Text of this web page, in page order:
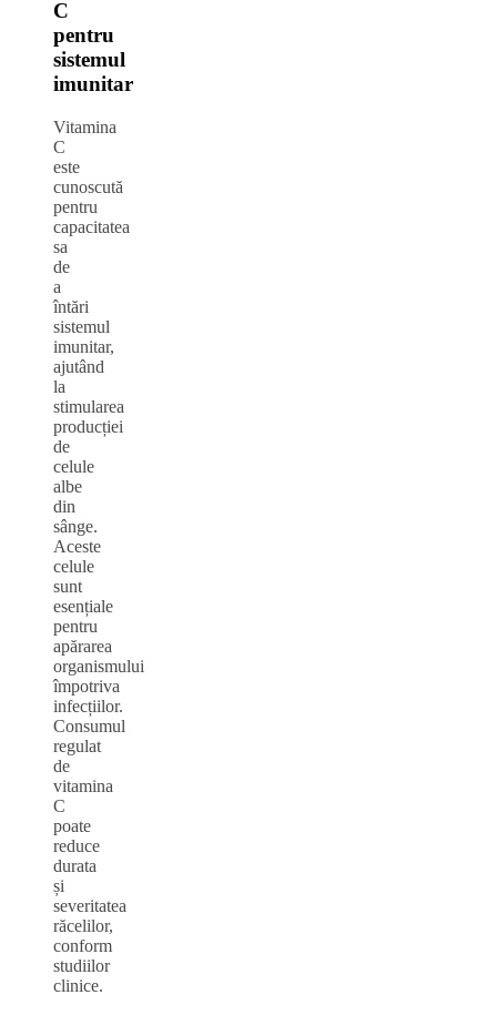
C
pentru
sistemul
imunitar
Vitamina
C
este
cunoscută
pentru
capacitatea
sa
de
a
întări
sistemul
imunitar,
ajutând
la
stimularea
producției
de
celule
albe
din
sânge.
Aceste
celule
sunt
esențiale
pentru
apărarea
organismului
împotriva
infecțiilor.
Consumul
regulat
de
vitamina
C
poate
reduce
durata
și
severitatea
răcelilor,
conform
studiilor
clinice.